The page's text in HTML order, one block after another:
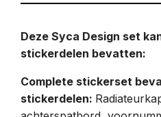
Deze Syca Design set
stickerdelen bevatten:
Complete stickerset
stickerdelen: